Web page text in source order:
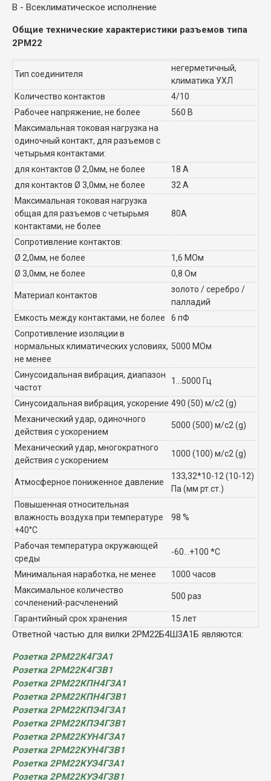
В - Всеклиматическое исполнение
Общие технические характеристики разъемов типа
2РМ22
Тип соединителя
негерметичный,
климатика УХЛ
Количество контактов
4/10
Рабочее напряжение, не более
560 В
Максимальная токовая нагрузка на
одиночный контакт, для разъемов с
четырьмя контактами:
для контактов Ø 2,0мм, не более
18 А
для контактов Ø 3,0мм, не более
32 А
Максимальная токовая нагрузка
общая для разъемов с четырьмя
контактами, не более
80А
Сопротивление контактов:
Ø 2,0мм, не более
1,6 МОм
Ø 3,0мм, не более
0,8 Ом
Материал контактов
золото / серебро /
палладий
Емкость между контактами, не более
6 пФ
Сопротивление изоляции в
нормальных климатических условиях,
не менее
5000 МОм
Синусоидальная вибрация, диапазон
частот
1...5000 Гц
Синусоидальная вибрация, ускорение 490 (50) м/с2 (g)
Механический удар, одиночного
действия с ускорением
5000 (500) м/с2 (g)
Механический удар, многократного
действия с ускорением
1000 (100) м/с2 (g)
Атмосферное пониженное давление
133,32*10-12 (10-12)
Па (мм рт.ст.)
Повышенная относительная
влажность воздуха при температуре
+40°C
98 %
Рабочая температура окружающей
среды
-60...+100 *C
Минимальная наработка, не менее
1000 часов
Максимальное количество
сочленений-расчленений
500 раз
Гарантийный срок хранения 15 лет
Ответной частью для вилки 2РМ22Б4Ш3А1Б являются:
Розетка 2РМ22К4Г3А1
Розетка 2РМ22К4Г3В1
Розетка 2РМ22КПН4Г3А1
Розетка 2РМ22КПН4Г3В1
Розетка 2РМ22КПЭ4Г3А1
Розетка 2РМ22КПЭ4Г3В1
Розетка 2РМ22КУН4Г3А1
Розетка 2РМ22КУН4Г3В1
Розетка 2РМ22КУЭ4Г3А1
Розетка 2РМ22КУЭ4Г3В1